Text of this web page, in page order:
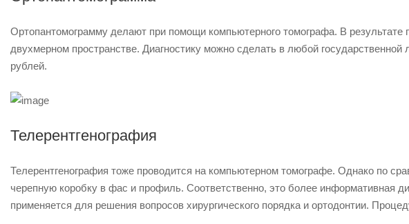
Ортопантомограмму делают при помощи компьютерного томографа. В
двухмерном пространстве. Диагностику можно сделать в любой
рублей.
Телерентгенография
Телерентгенография тоже проводится на компьютерном томографе. Однако по
черепную коробку в фас и профиль. Соответственно, это более информативная
применяется для решения вопросов хирургического порядка и ортодонтии.